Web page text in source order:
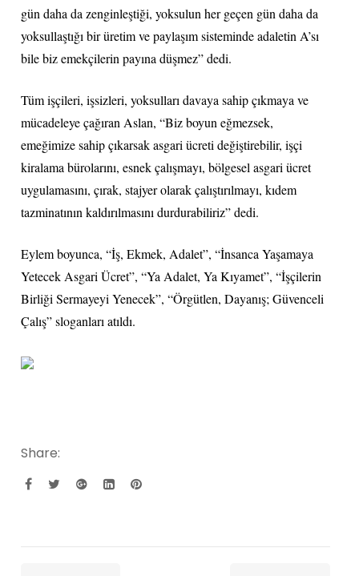
gün daha da zenginleştiği, yoksulun her geçen gün daha da
yoksullaştığı bir üretim ve paylaşım sisteminde adaletin A’sı
bile biz emekçilerin payına düşmez” dedi.
Tüm işçileri, işsizleri, yoksulları davaya sahip çıkmaya ve
mücadeleye çağıran Aslan, “Biz boyun eğmezsek,
emeğimize sahip çıkarsak asgari ücreti değiştirebilir, işçi
kiralama bürolarını, esnek çalışmayı, bölgesel asgari ücret
uygulamasını, çırak, stajyer olarak çalıştırılmayı, kıdem
tazminatının kaldırılmasını durdurabiliriz” dedi.
Eylem boyunca, “İş, Ekmek, Adalet”, “İnsanca Yaşamaya
Yetecek Asgari Ücret”, “Ya Adalet, Ya Kıyamet”, “İşçilerin
Birliği Sermayeyi Yenecek”, “Örgütlen, Dayanış; Güvenceli
Çalış” sloganları atıldı.
Share: